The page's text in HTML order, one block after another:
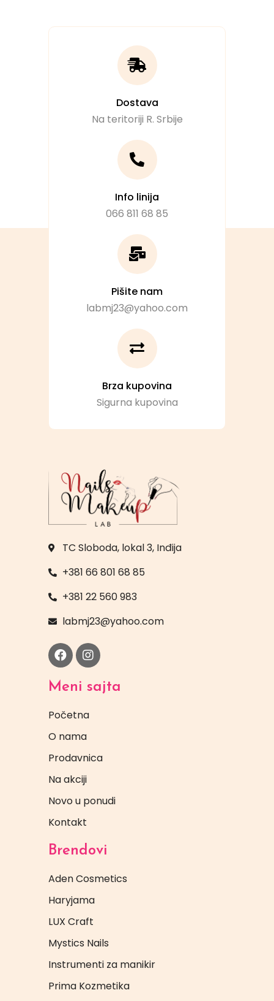
Dostava
Na teritoriji R. Srbije
Info linija
066 811 68 85
Pišite nam
labmj23@yahoo.com
Brza kupovina
Sigurna kupovina
TC Sloboda, lokal 3, Inđija
+381 66 801 68 85
+381 22 560 983
labmj23@yahoo.com
Meni sajta
Početna
O nama
Prodavnica
Na akciji
Novo u ponudi
Kontakt
Brendovi
Aden Cosmetics
Haryjama
LUX Craft
Mystics Nails
Instrumenti za manikir
Prima Kozmetika